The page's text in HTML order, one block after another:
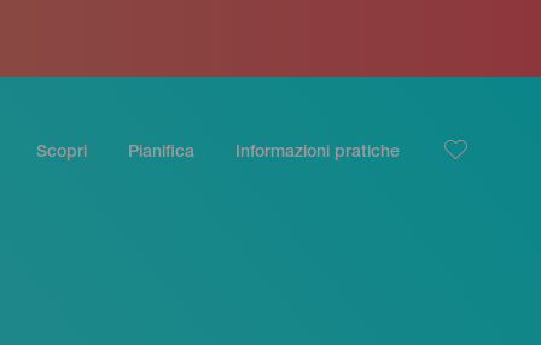
Scopri Pianifica Informazioni pratiche